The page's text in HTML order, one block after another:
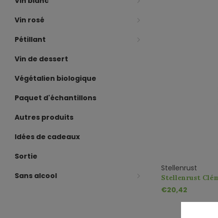
Vin rosé
Pétillant
Vin de dessert
Végétalien biologique
Paquet d'échantillons
Autres produits
Idées de cadeaux
Sortie
Sans alcool
Stellenrust
Stellenrust
Classique (MCC)
€20,42